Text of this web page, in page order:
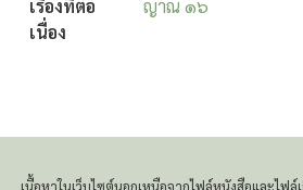
เรื่องที่ต่อ
เนื่อง
ญาณ ๑๖
เนื้อหาในเว็บไซต์นอกเหนือจากไฟล์หนังสือและไฟ